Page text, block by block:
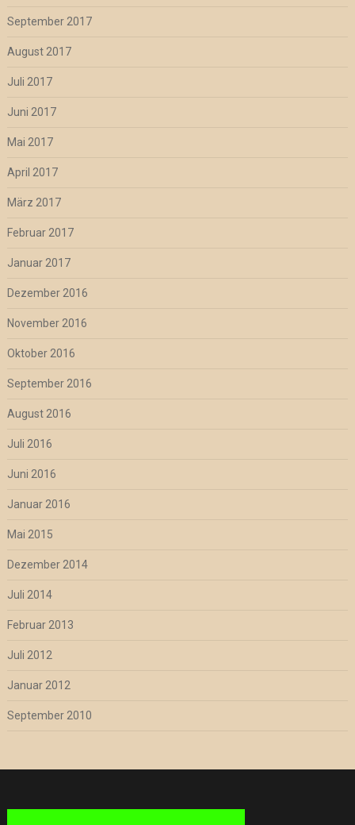
September 2017
August 2017
Juli 2017
Juni 2017
Mai 2017
April 2017
März 2017
Februar 2017
Januar 2017
Dezember 2016
November 2016
Oktober 2016
September 2016
August 2016
Juli 2016
Juni 2016
Januar 2016
Mai 2015
Dezember 2014
Juli 2014
Februar 2013
Juli 2012
Januar 2012
September 2010